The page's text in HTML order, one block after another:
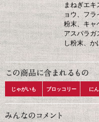
まねぎエキ
ョウ、フラ
粉末、キャ
アスパラガ
し粉末、か
じゃがいも ブロッコリー に